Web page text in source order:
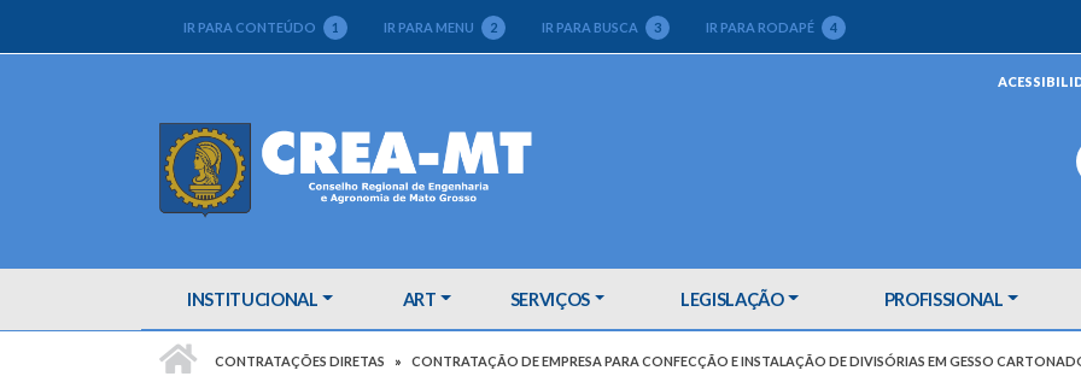
IR PARA CONTEÚDO 1 IR PARA MENU 2 IR PARA BUSCA 3 IR PARA RODAPÉ 4
INSTITUCIONAL ART SERVIÇOS LEGISLAÇÃO PROFISSIONAL
CONTRATAÇÕES DIRETAS CONTRATAÇÃO DE EMPRESA PARA CONFECÇÃO E INSTALAÇÃO DE DIVISÓRIAS EM GESSO